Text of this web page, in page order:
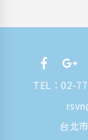
TEL：02-
台北